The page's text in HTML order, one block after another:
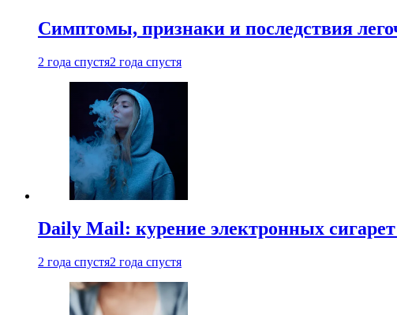
Симптомы, признаки и последствия
2 года спустя2 года спустя
Daily Mail: курение электронных
2 года спустя2 года спустя